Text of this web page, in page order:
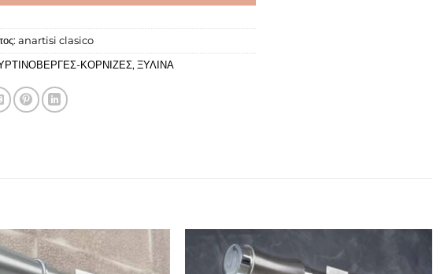
anartisi clasico
ΚΟΡΝΙΖΕΣ, ΞΥΛΙΝΑ